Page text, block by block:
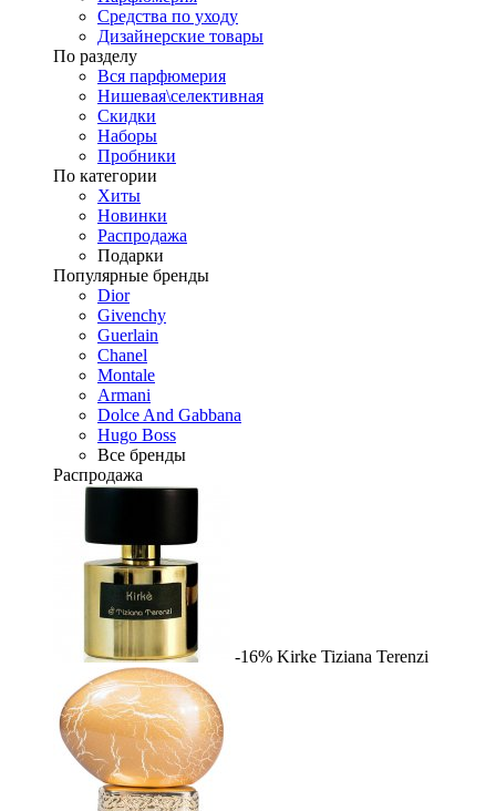
Средства по уходу
Дизайнерские товары
По разделу
Вся парфюмерия
Нишевая\селективная
Скидки
Наборы
Пробники
По категории
Хиты
Новинки
Распродажа
Подарки
Популярные бренды
Dior
Givenchy
Guerlain
Chanel
Montale
Armani
Dolce And Gabbana
Hugo Boss
Все бренды
Распродажа
-16% Kirke Tiziana Terenzi